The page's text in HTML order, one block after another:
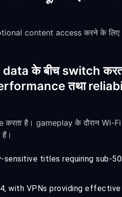
content access करने के
data के बीच switch
तथा
है। gameplay के दौरान Wi-
sensitive titles requiring sub-
with VPNs providing